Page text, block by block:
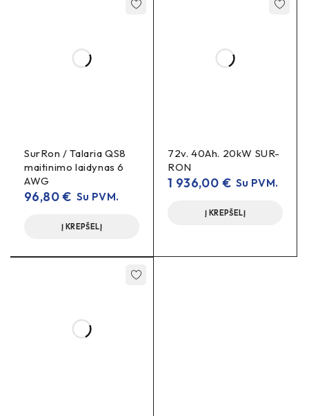
SurRon / Talaria QS8
maitinimo laidynas 6
AWG
96,80€ Su PVM.
Į KREPŠELĮ
72v. 40Ah. 20kW SUR-
RON
1 936,00 € Su PVM.
Į KREPŠELĮ